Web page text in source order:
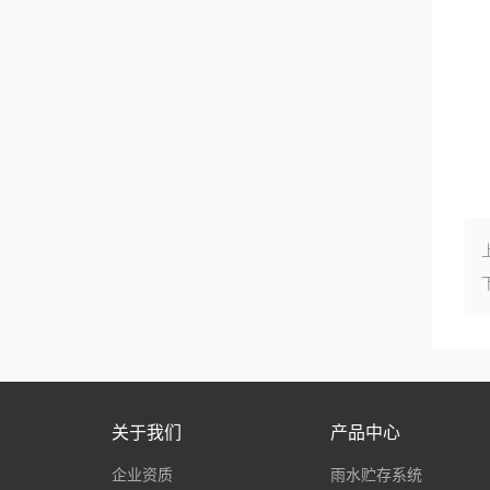
关于我们
企业资质
产品中心
雨水贮存系统